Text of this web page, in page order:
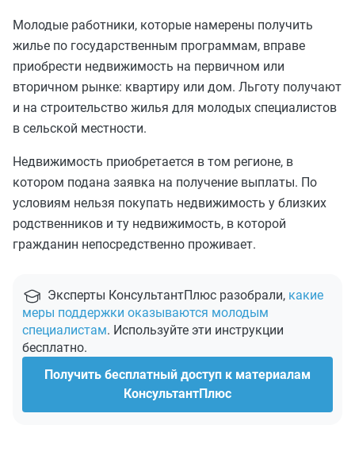
Молодые работники, которые намерены получить
жилье по государственным программам, вправе
приобрести недвижимость на первичном или
вторичном рынке: квартиру или дом. Льготу получают
и на строительство жилья для молодых специалистов
в сельской местности.
Недвижимость приобретается в том регионе, в
котором подана заявка на получение выплаты. По
условиям нельзя покупать недвижимость у близких
родственников и ту недвижимость, в которой
гражданин непосредственно проживает.
Эксперты КонсультантПлюс разобрали, какие
меры поддержки оказываются молодым
специалистам. Используйте эти инструкции
бесплатно.
Получить бесплатный доступ к материалам
КонсультантПлюс